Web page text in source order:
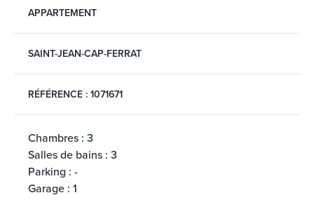
APPARTEMENT
SAINT-JEAN-CAP-FERRAT
RÉFÉRENCE : 1071671
Chambres : 3
Salles de bains : 3
Parking : -
Garage : 1